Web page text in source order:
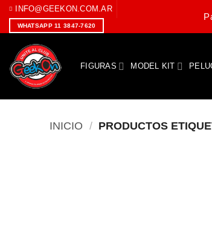
SaltarINFO@GEEKON.COM.AR
WHATSAPP 11 3847-7620
FIGURAS MODEL KIT
INICIO / PRODUCTOS